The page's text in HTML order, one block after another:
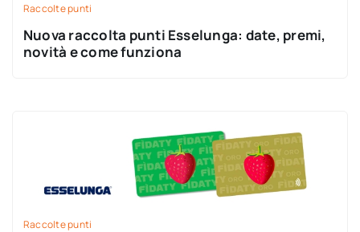
Raccolte punti
Nuova raccolta punti Esselunga: date, premi,
novità e come funziona
Raccolte punti